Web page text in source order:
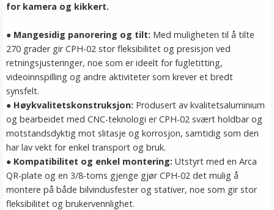
for kamera og kikkert.
● Mangesidig panorering og tilt: Med muligheten til å tilte
270 grader gir CPH-02 stor fleksibilitet og presisjon ved
retningsjusteringer, noe som er ideelt for fugletitting,
videoinnspilling og andre aktiviteter som krever et bredt
synsfelt.
● Høykvalitetskonstruksjon: Produsert av kvalitetsaluminium
og bearbeidet med CNC-teknologi er CPH-02 svært holdbar og
motstandsdyktig mot slitasje og korrosjon, samtidig som den
har lav vekt for enkel transport og bruk.
● Kompatibilitet og enkel montering: Utstyrt med en Arca
QR-plate og en 3/8-toms gjenge gjør CPH-02 det mulig å
montere på både bilvindusfester og stativer, noe som gir stor
fleksibilitet og brukervennlighet.